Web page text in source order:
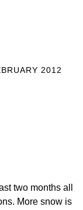
2012
two months all
More snow is